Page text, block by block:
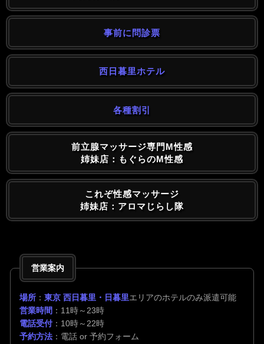
事前に問診票
西日暮里ホテル
各種割引
前立腺マッサージ専門M性感
姉妹店：もぐらのM性感
これぞ性感マッサージ
姉妹店：アロマじらし隊
営業案内
場所 ： 東京 西日暮里・日暮里エリアのホテルのみ派遣可能
営業時間 ：11時～23時
電話受付：10時～22時
予約方法 ：電話 or 予約フォーム